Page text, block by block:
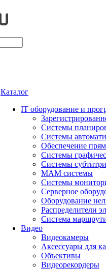
Каталог
IT оборудование и
Системы
Системы
Обеспечение
Системы
Системы
MAM системы
Системы
Серверное
Оборудование
Распределители
Система
Видео
Видеокамеры
Аксессуары для
Объективы
Видеорекордеры